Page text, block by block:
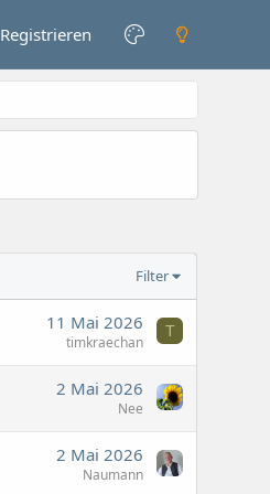
Registrieren
Filter
11 Mai 2026
timkraechan
T
2 Mai 2026
Nee
2 Mai 2026
Naumann